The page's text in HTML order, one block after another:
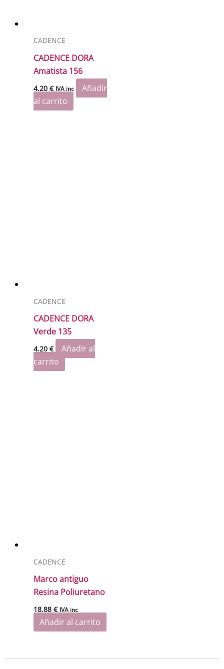
CADENCE
CADENCE DORA
Amatista 156
4.20€ IVA inc
Añadir
al carrito
CADENCE
CADENCE DORA
Verde 135
4.20€
Añadir al
carrito
CADENCE
Marco antiguo
Resina Poliuretano
18.88€ IVA inc
Añadir al carrito